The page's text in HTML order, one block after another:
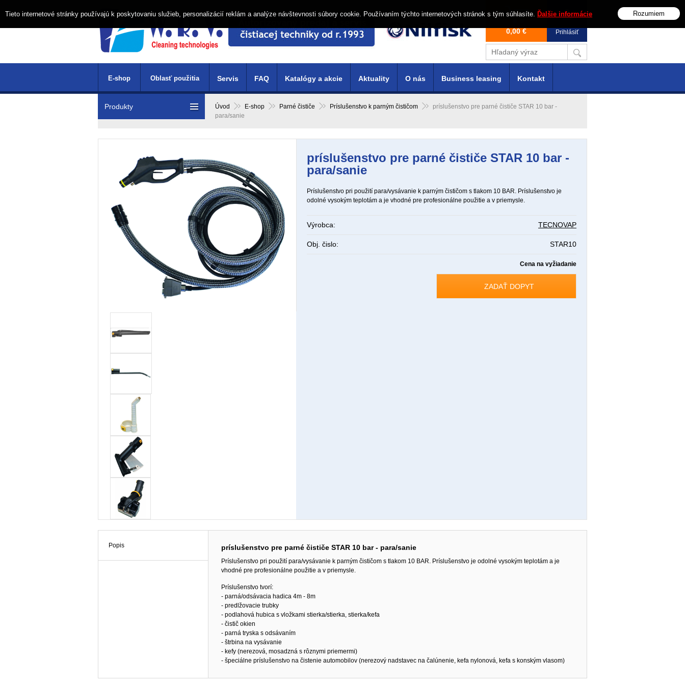
Prihlásiť
0,00 €
Úvod E-shop Parné čističe Príslušenstvo k parným čističom
príslušenstvo pre parné čističe STAR 10 bar -
para/sanie
príslušenstvo pre parné čističe STAR 10 bar -
para/sanie
Príslušenstvo pri použití para/vysávanie k parným čističom s tlakom 10 BAR. Príslušenstvo je
odolné vysokým teplotám a je vhodné pre profesionálne použitie a v priemysle.
Výrobca: TECNOVAP
Obj. čislo: STAR10
Cena na vyžiadanie
ZADAŤ DOPYT
Popis príslušenstvo pre parné čističe STAR 10 bar - para/sanie
Príslušenstvo pri použití para/vysávanie k parným čističom s tlakom 10 BAR. Príslušenstvo je odolné vysokým teplotám a je
vhodné pre profesionálne použitie a v priemysle.
Príslušenstvo tvorí:
- parná/odsávacia hadica 4m - 8m
- predlžovacie trubky
- podlahová hubica s vložkami stierka/stierka, stierka/kefa
- čistič okien
- parná tryska s odsávaním
- štrbina na vysávanie
- kefy (nerezová, mosadzná s rôznymi priemermi)
- špeciálne príslušenstvo na čistenie automobilov (nerezový nadstavec na čalúnenie, kefa nylonová, kefa s konským vlasom)
Produkty
E-shop Oblasť použitia Servis FAQ Katalógy a akcie Aktuality O nás Business leasing Kontakt
Tieto internetové stránky používajú k poskytovaniu služieb, personalizácií reklám a analýze návštevnosti súbory cookie. Používaním týchto internetových stránok s tým súhlasíte. Ďalšie informácie Rozumiem